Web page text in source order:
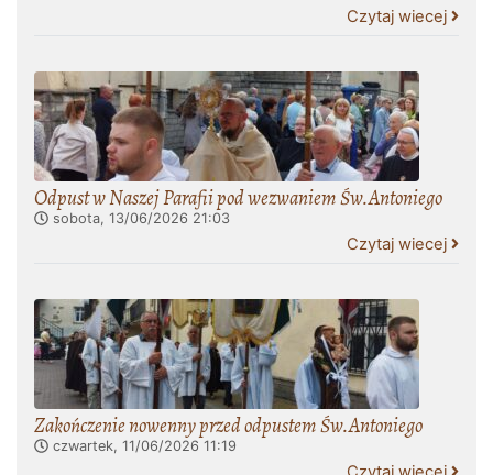
Czytaj wiecej
Odpust w Naszej Parafii pod wezwaniem Św.Antoniego
sobota, 13/06/2026 21:03
Czytaj wiecej
Zakończenie nowenny przed odpustem Św.Antoniego
czwartek, 11/06/2026 11:19